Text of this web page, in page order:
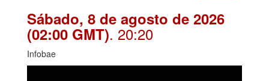
Sábado, 8 de agosto de 2026
(02:00 GMT). 20:20
Infobae